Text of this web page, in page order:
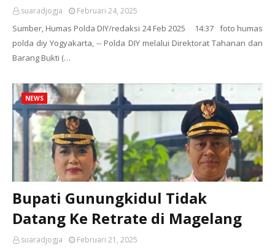
suaradjogja Februari 24, 2025
Sumber, Humas Polda DIY/redaksi 24 Feb 2025 14:37 foto humas
polda diy Yogyakarta, -- Polda DIY melalui Direktorat Tahanan dan
Barang Bukti (…
NEWS
Bupati Gunungkidul Tidak
Datang Ke Retrate di Magelang
suaradjogja Februari 21, 2025